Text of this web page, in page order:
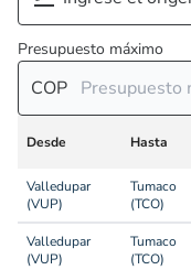
Presupuesto máximo
COP
Desde Hasta
Valledupar
(VUP)
Tumaco
(TCO)
Valledupar
(VUP)
Tumaco
(TCO)